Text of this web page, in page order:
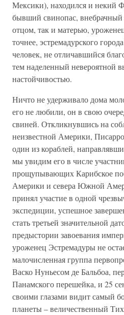
Мексики), находился и некий
бывший свинопас,
отцом, так и матерью,
точнее, эстремадурского
человек, не отличавшийся
тем наделенный невероятной
настойчивостью.
Ничто не удерживало дома
его не любили, он в свою
свиней. Откликнувшись на
неизвестной Америки,
один из кораблей,
мы увидим его в числе
прощупывающих Карибское
Америки и севера Южной
принял участие в одной
экспедиции, успешное
стать третьей значительной
предыстории завоевания
уроженец Эстремадуры не
малочисленная группа
Васко Нуньесом де Бальбоа,
Панамского перешейка, и 25
своими глазами видит самый
планеты – величественный